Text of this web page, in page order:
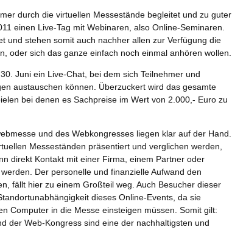
durch die virtuellen Messestände begleitet und zu guter
einen Live-Tag mit Webinaren, also Online-Seminaren.
und stehen somit auch nachher allen zur Verfügung die
oder sich das ganze einfach noch einmal anhören wollen.
Juni ein Live-Chat, bei dem sich Teilnehmer und
austauschen können. Überzuckert wird das gesamte
bei denen es Sachpreise im Wert von 2.000,- Euro zu
und des Webkongresses liegen klar auf der Hand.
Messeständen präsentiert und verglichen werden,
direkt Kontakt mit einer Firma, einem Partner oder
Der personelle und finanzielle Aufwand den
fällt hier zu einem Großteil weg. Auch Besucher dieser
dieses Online-Events, da sie
Computer in die Messe einsteigen müssen. Somit gilt:
der Web-Kongress sind eine der nachhaltigsten und